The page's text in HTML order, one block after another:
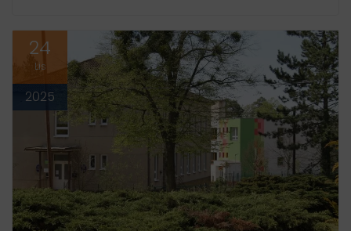
24
Lis
2025